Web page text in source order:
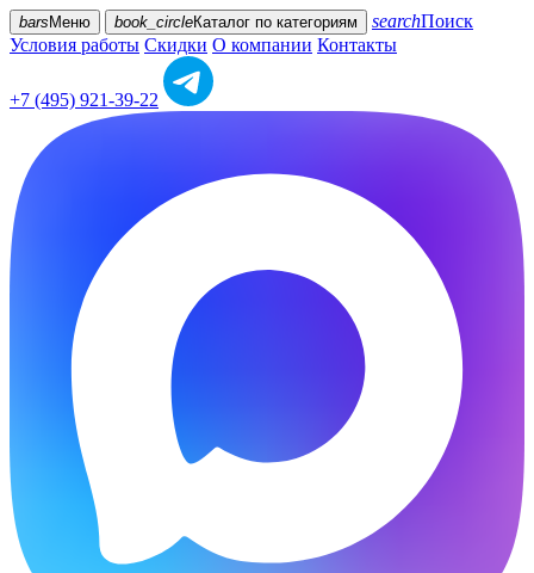
bars Меню book_circleКаталог по категориям searchПоиск
Условия работы Скидки О компании Контакты
+7 (495) 921-39-22